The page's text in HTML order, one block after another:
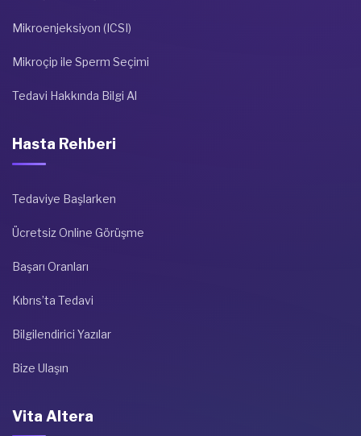
Mikroenjeksiyon (ICSI)
Mikroçip ile Sperm Seçimi
Tedavi Hakkında Bilgi Al
Hasta Rehberi
Tedaviye Başlarken
Ücretsiz Online Görüşme
Başarı Oranları
Kıbrıs’ta Tedavi
Bilgilendirici Yazılar
Bize Ulaşın
Vita Altera